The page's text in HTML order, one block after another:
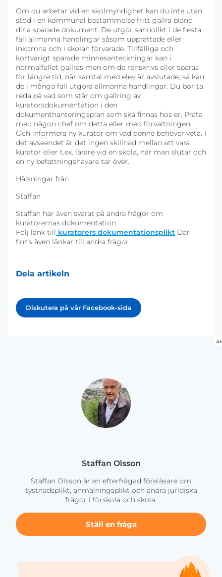
Om du arbetar vid en skolmyndighet kan du inte utan
stöd i en kommunal bestämmelse fritt gallra bland
dina sparade dokument. De utgör sannolikt i de flesta
fall allmänna handlingar såsom upprättade eller
inkomna och i skolan förvarade. Tillfälliga och
kortvarigt sparade minnesanteckningar kan i
normalfallet gallras men om de renskrivs eller sparas
för längre tid, när samtal med elev är avslutade, så kan
de i många fall utgöra allmänna handlingar. Du bör ta
reda på vad som står om gallring av
kuratorsdokumentation i den
dokumenthanteringsplan som ska finnas hos er. Prata
med någon chef om detta eller med förvaltningen.
Och informera ny kurator om vad denne behöver veta. I
det avseendet är det ingen skillnad mellan att vara
kurator eller t.ex. lärare vid en skola, när man slutar och
en ny befattningshavare tar över.
Hälsningar från
Staffan
Staffan har även svarat på andra frågor om
kuratorernas dokumentation.
Följ länk till kuratorers dokumentationsplikt Där
finns även länkar till andra frågor
Dela artikeln
Diskutera på vår Facebook-sida
Staffan Olsson
Staffan Olsson är en efterfrågad föreläsare om
tystnadsplikt, anmälningsplikt och andra juridiska
frågor i förskola och skola.
Ställ en fråga